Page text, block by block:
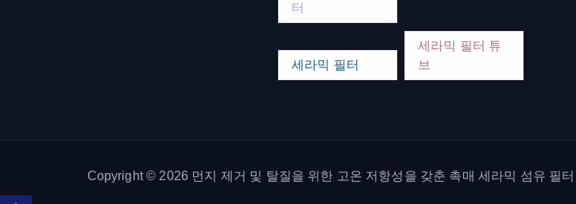
터
세라믹 필터
세라믹 필터 튜
브
Copyright © 2026 먼지 제거 및 탈질을 위한 고온 저항성을 갖춘 촉매 세라믹 섬유 필